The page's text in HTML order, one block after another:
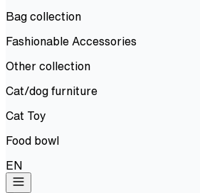
Bag collection
Fashionable Accessories
Other collection
Cat/dog furniture
Cat Toy
Food bowl
EN